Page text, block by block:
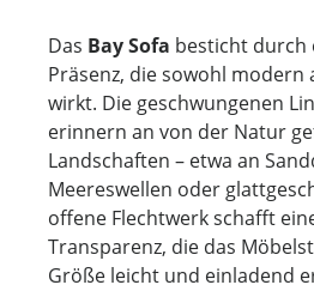
Das Bay Sofa besticht durch
Präsenz, die sowohl modern
wirkt. Die geschwungenen
erinnern an von der Natur
Landschaften – etwa an
Meereswellen oder
offene Flechtwerk schafft
Transparenz, die das
Größe leicht und einladend